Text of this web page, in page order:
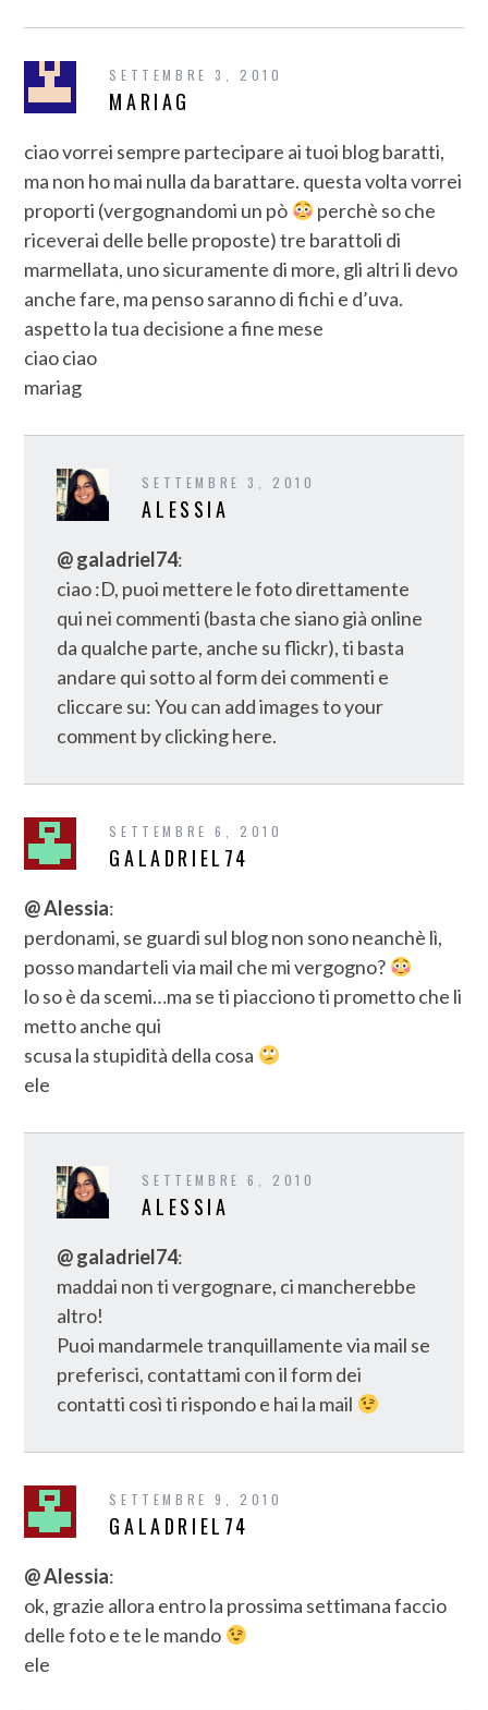
SETTEMBRE 3, 2010
MARIAG
ciao vorrei sempre partecipare ai tuoi blog baratti,
ma non ho mai nulla da barattare. questa volta vorrei
proporti (vergognandomi un pò
perchè so che
riceverai delle belle proposte) tre barattoli di
marmellata, uno sicuramente di more, gli altri li devo
anche fare, ma penso saranno di fichi e d’uva.
aspetto la tua decisione a fine mese
ciao ciao
mariag
SETTEMBRE 3, 2010
ALESSIA
@ galadriel74:
ciao :D, puoi mettere le foto direttamente
qui nei commenti (basta che siano già online
da qualche parte, anche su flickr), ti basta
andare qui sotto al form dei commenti e
cliccare su: You can add images to your
comment by clicking here.
SETTEMBRE 6, 2010
GALADRIEL74
@ Alessia:
perdonami, se guardi sul blog non sono neanchè lì,
posso mandarteli via mail che mi vergogno?
lo so è da scemi…ma se ti piacciono ti prometto che li
metto anche qui
scusa la stupidità della cosa
ele
SETTEMBRE 6, 2010
ALESSIA
@ galadriel74:
maddai non ti vergognare, ci mancherebbe
altro!
Puoi mandarmele tranquillamente via mail se
preferisci, contattami con il form dei
contatti così ti rispondo e hai la mail
SETTEMBRE 9, 2010
GALADRIEL74
@ Alessia:
ok, grazie allora entro la prossima settimana faccio
delle foto e te le mando
ele